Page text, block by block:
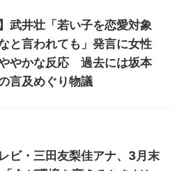
】武井壮「若い子を恋愛対象
と言われても」発言に女性
やかな反応 過去には坂本
言及めぐり物議
ビ・三田友梨佳アナ、3月末